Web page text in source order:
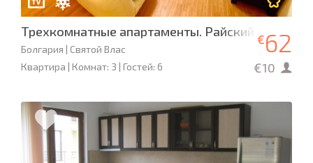
Трехкомнатные апартаменты. Райский сад.
Болгария | Святой Влас
Квартира | Комнат: 3 | Гостей: 6
€62
€10